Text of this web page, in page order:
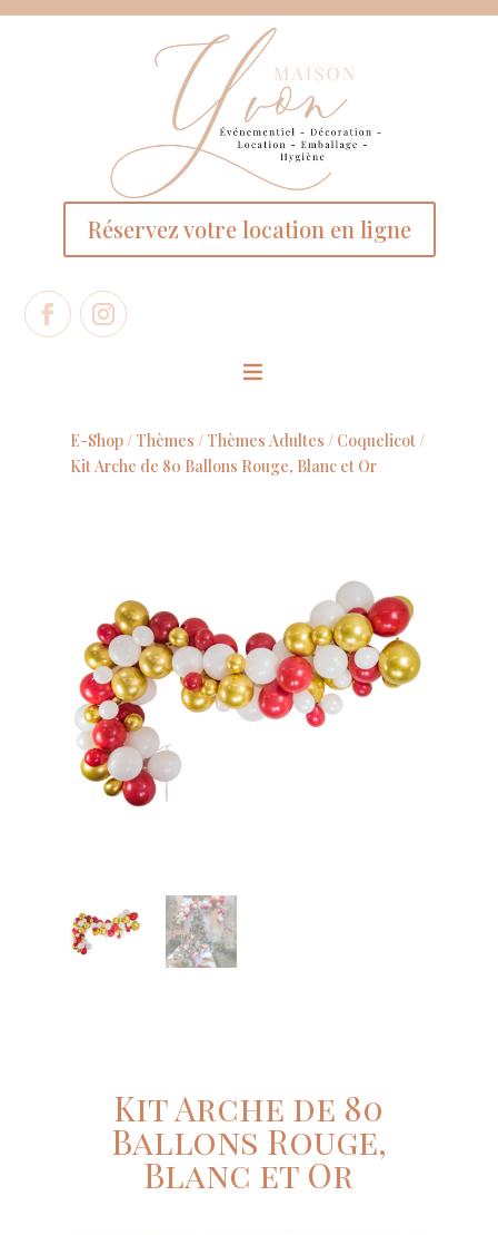
Réservez votre location en ligne
E-Shop / Thèmes / Thèmes Adultes / Coquelicot/
Kit Arche de 80 Ballons Rouge, Blanc et Or
Kit Arche de 80
Ballons Rouge,
Blanc et Or
Panneau de gestion des cookies